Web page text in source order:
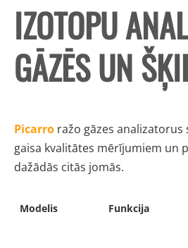
IZOTOPU
GĀZĒS UN
Picarro ražo gāzes
gaisa kvalitātes mērījumiem un
dažādās citās jomās.
Modelis Funkcija